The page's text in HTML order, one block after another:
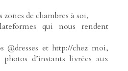
de chambres à soi,
qui nous rendent
@dresses et http://chez moi,
d’instants livrées aux